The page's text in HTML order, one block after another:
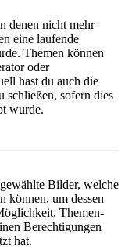
denen nicht mehr
eine laufende
Themen können
oder
hast du auch die
schließen, sofern dies
wurde.
Bilder, welche
können, um dessen
Themen-
Berechtigungen
hat.